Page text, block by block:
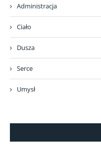
Administracja
Ciało
Dusza
Serce
Umysł